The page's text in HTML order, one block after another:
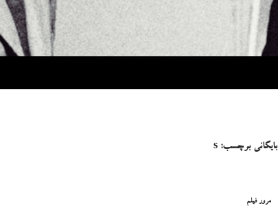
بایگانی برچسب: s
مرور فیلم